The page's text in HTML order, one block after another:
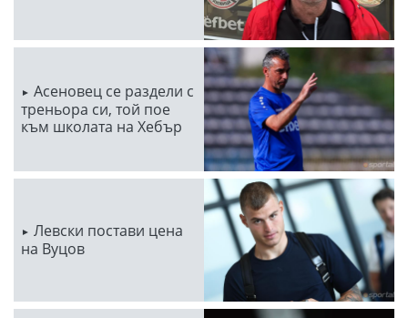
Асеновец се раздели с
треньора си, той пое
към школата на Хебър
Левски постави цена
на Вуцов